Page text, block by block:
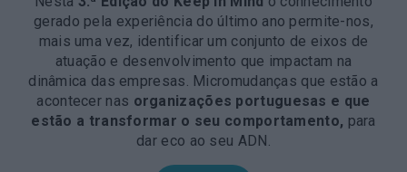
gerado pela experiência do último ano permite-nos,
mais uma vez, identificar um conjunto de eixos de
atuação e desenvolvimento que impactam na
dinâmica das empresas. Micromudanças que estão a
acontecer nas organizações portuguesas e que
estão a transformar o seu comportamento, para
dar eco ao seu ADN.